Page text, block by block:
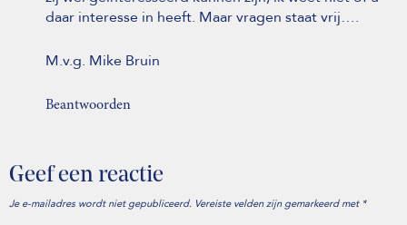
daar interesse in heeft. Maar vragen staat vrij….
M.v.g. Mike Bruin
Beantwoorden
Geef een reactie
Je e-mailadres wordt niet gepubliceerd. Vereiste velden zijn gemarkeerd met *